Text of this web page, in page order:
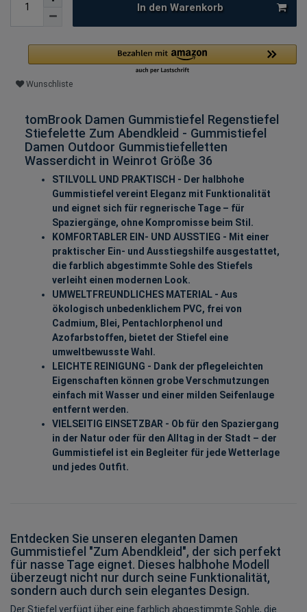
In den Warenkorb
Wunschliste
tomBrook Damen Gummistiefel Regenstiefel
Stiefelette Zum Abendkleid - Gummistiefel
Damen Outdoor Gummistiefelletten
Wasserdicht in Weinrot Größe 36
STILVOLL UND PRAKTISCH - Der halbhohe
Gummistiefel vereint Eleganz mit Funktionalität
und eignet sich für regnerische Tage – für
Spaziergänge, ohne Kompromisse beim Stil.
KOMFORTABLER EIN- UND AUSSTIEG - Mit einer
praktischer Ein- und Ausstiegshilfe ausgestattet,
die farblich abgestimmte Sohle des Stiefels
verleiht einen modernen Look.
UMWELTFREUNDLICHES MATERIAL - Aus
ökologisch unbedenklichem PVC, frei von
Cadmium, Blei, Pentachlorphenol und
Azofarbstoffen, bietet der Stiefel eine
umweltbewusste Wahl.
LEICHTE REINIGUNG - Dank der pflegeleichten
Eigenschaften können grobe Verschmutzungen
einfach mit Wasser und einer milden Seifenlauge
entfernt werden.
VIELSEITIG EINSETZBAR - Ob für den Spaziergang
in der Natur oder für den Alltag in der Stadt – der
Gummistiefel ist ein Begleiter für jede Wetterlage
und jedes Outfit.
Entdecken Sie unseren eleganten Damen
Gummistiefel "Zum Abendkleid", der sich perfekt
für nasse Tage eignet. Dieses halbhohe Modell
überzeugt nicht nur durch seine Funktionalität,
sondern auch durch sein elegantes Design.
Der Stiefel verfügt über eine farblich abgestimmte Sohle, die